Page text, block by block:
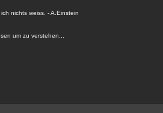
nichts weiss. - A.Einstein
um zu verstehen...